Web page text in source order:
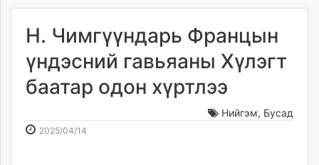
Бизнес ААН
Төрийн
dorgio.mn
caak.mn
Н. Чимгүүндарь Францын
үндэсний гавьяаны Хүлэгт
баатар одон хүртлээ
Нийгэм, Бусад
2025/04/14